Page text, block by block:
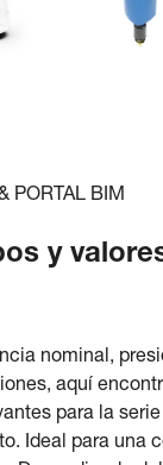
PORTAL BIM
y
nominal,
aquí
para la
Ideal para una